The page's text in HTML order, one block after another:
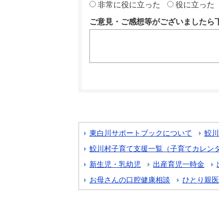
非常に役に立った 役に立った
ご意見・ご感想等がございましたら
東白川サポートブックについて
鮫
鮫川村子育て支援一覧（子育てカレン
新生児・乳幼児
出産育児一時金
お母さんの口腔健康相談
ひとり親